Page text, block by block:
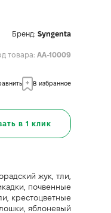
Бренд: Syngenta
товара: AA-10009
В избранное
в 1 клик
жук, тли,
почвенные
крестоцветные
яблоневый